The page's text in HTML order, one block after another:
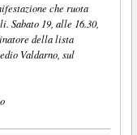
che ruota
Sabato 19, alle 16.30,
della lista
Valdarno, sul